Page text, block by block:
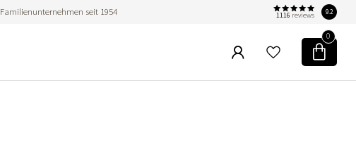
Familienunternehmen seit 1954 1116 reviews 9.2
0